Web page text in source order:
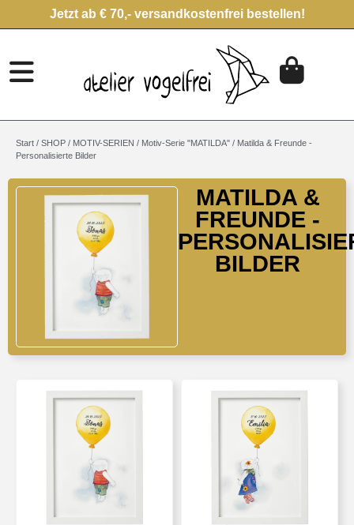
Jetzt ab € 70,- versandkostenfrei bestellen!
Start / SHOP / MOTIV-SERIEN / Motiv-Serie "MATILDA" / Matilda & Freunde -
Personalisierte Bilder
MATILDA &
FREUNDE -
BILDER